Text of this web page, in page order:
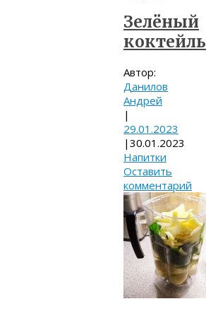
Зелёный
коктейль
Автор:
Данилов
Андрей
|
29.01.2023
| 30.01.2023
Напитки
Оставить
комментарий